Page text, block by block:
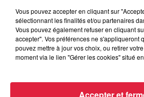
Vous pouvez accepter en cliquant sur
sélectionnant les finalités et/ou partenaires
Vous pouvez également refuser en cliquant
accepter". Vos préférences ne s'appliqueront
pouvez mettre à jour vos choix, ou retirer
moment via le lien "Gérer les cookies" situé